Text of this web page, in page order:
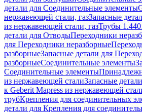
детали для Соединительные элементы
нержавеющей стали, газЗапасные
из нержавеющей стали, газТрубы
детали для ОтводыПереходники
для Переходники неразборные
разборныеЗапасные детали для
разборныеСоединительные элементы
Соединительные элементы
из нержавеющей сталиЗапасные
к Geberit Mapress из нержавеющей
трубКрепления для соединительных
детали для Крепления для